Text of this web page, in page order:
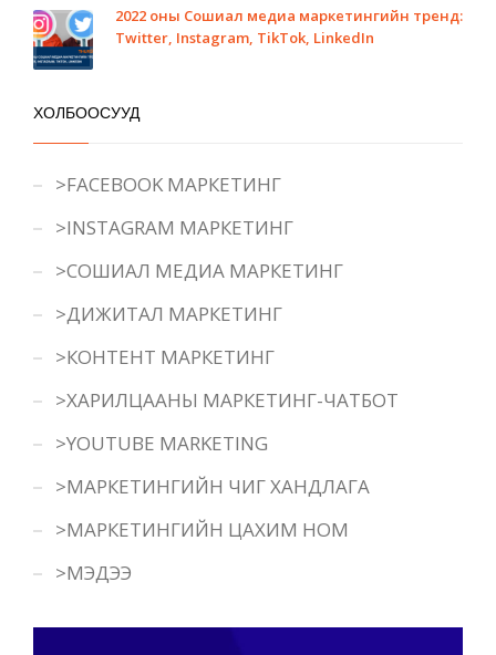
2022 оны Сошиал медиа маркетингийн тренд:
Twitter, Instagram, TikTok, LinkedIn
ХОЛБООСУУД
>FACEBOOK МАРКЕТИНГ
>INSTAGRAM МАРКЕТИНГ
>СОШИАЛ МЕДИА МАРКЕТИНГ
>ДИЖИТАЛ МАРКЕТИНГ
>КОНТЕНТ МАРКЕТИНГ
>ХАРИЛЦААНЫ МАРКЕТИНГ-ЧАТБОТ
>YOUTUBE MARKETING
>МАРКЕТИНГИЙН ЧИГ ХАНДЛАГА
>МАРКЕТИНГИЙН ЦАХИМ НОМ
>МЭДЭЭ